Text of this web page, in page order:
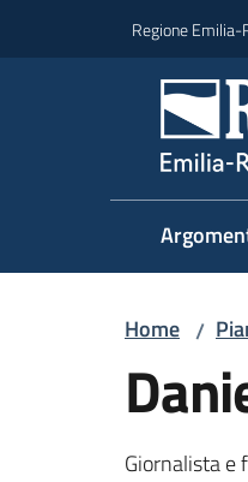
Regione Emilia-
Home /
Giornalista e